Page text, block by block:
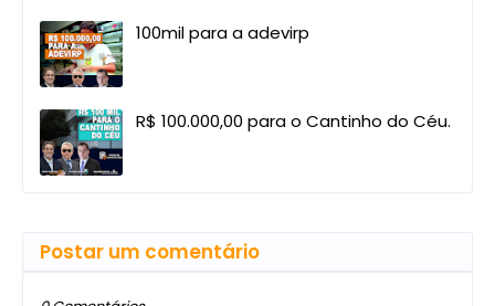
100mil para a adevirp
R$ 100.000,00 para o Cantinho do Céu.
Postar um comentário